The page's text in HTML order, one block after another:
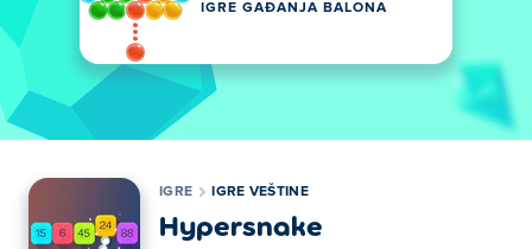
IGRE GAĐANJA BALONA
IGRE IGRE VEŠTINE
Hypersnake